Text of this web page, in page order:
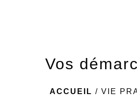
Vos
ACCUEIL / VIE